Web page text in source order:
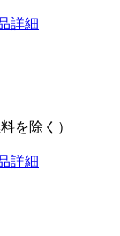
詳細
を除く）
詳細